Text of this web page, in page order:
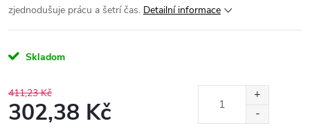
zjednodušuje prácu a šetrí čas. Detailní informace
Skladom
411,23 Kč
302,38 Kč